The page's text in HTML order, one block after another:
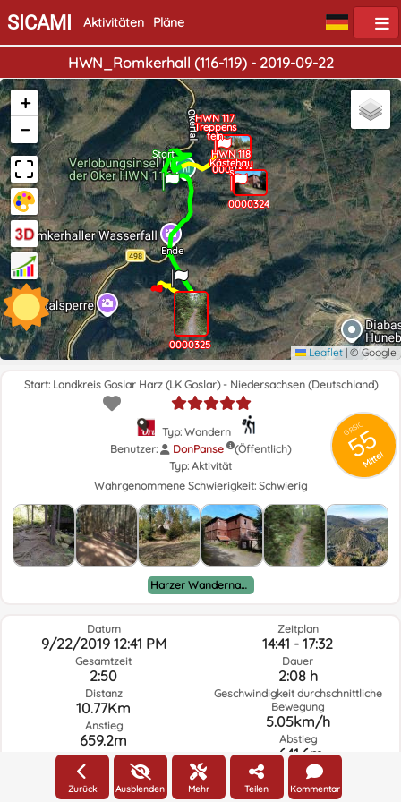
SICAMI Aktivitäten Pläne
HWN_Romkerhall (116-119) - 2019-09-22
Start
Ende
0000323
0000324
0000325
HWN 117
Treppens
tein
HWN 118
Kästehau
s
+
−
Leaflet | © Google
GRSIC
55
Mittel
Start: Landkreis Goslar Harz (LK Goslar) - Niedersachsen (Deutschland)
Typ: Wandern
Benutzer:
DonPanse
(Öffentlich)
Typ: Aktivität
Wahrgenommene Schwierigkeit: Schwierig
Harzer Wandernadel
Datum
9/22/2019 12:41 PM
Gesamtzeit
2:50
Distanz
10.77Km
Anstieg
659.2m
Zeitplan
14:41 - 17:32
Dauer
2:08 h
Geschwindigkeit durchschnittliche
Bewegung
5.05km/h
Abstieg
-641.6m
Zurück Ausblenden Mehr Teilen Kommentar